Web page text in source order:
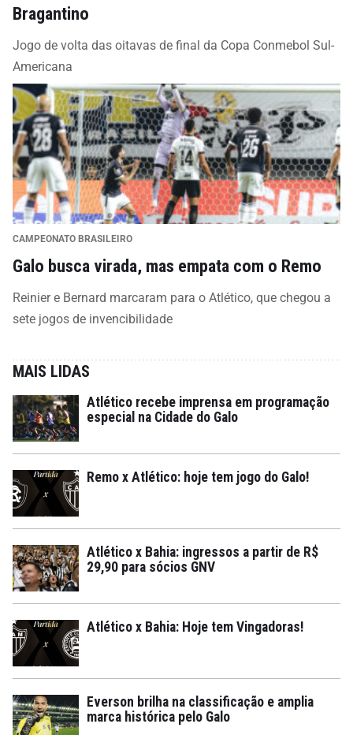
Bragantino
Jogo de volta das oitavas de final da Copa Conmebol Sul-
Americana
CAMPEONATO BRASILEIRO
Galo busca virada, mas empata com o Remo
Reinier e Bernard marcaram para o Atlético, que chegou a
sete jogos de invencibilidade
MAIS LIDAS
Atlético recebe imprensa em programação
especial na Cidade do Galo
Remo x Atlético: hoje tem jogo do Galo!
Atlético x Bahia: ingressos a partir de R$
29,90 para sócios GNV
Atlético x Bahia: Hoje tem Vingadoras!
Everson brilha na classificação e amplia
marca histórica pelo Galo